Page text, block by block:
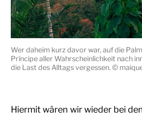
Wer daheim kurz davor war, auf die
Príncipe aller Wahrscheinlichkeit nach
die Last des Alltags vergessen. ©
Hiermit wären wir wieder bei